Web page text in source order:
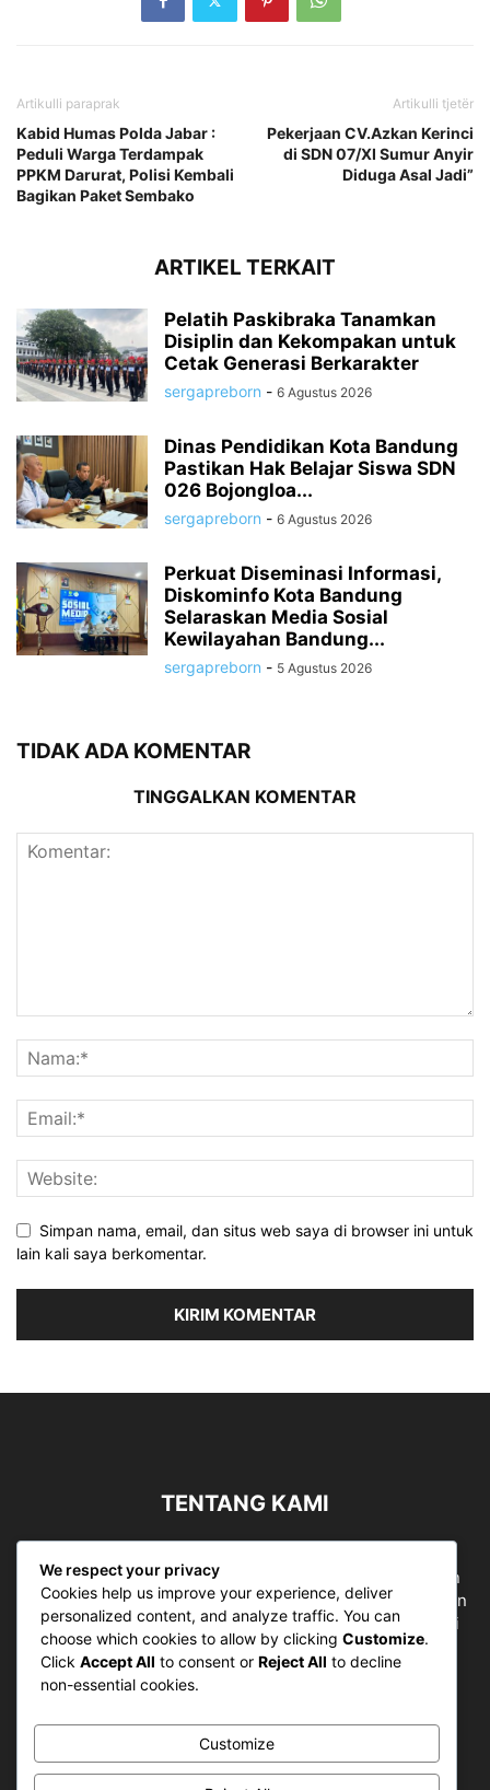
Artikulli paraprak
Kabid Humas Polda Jabar :
Peduli Warga Terdampak
PPKM Darurat, Polisi Kembali
Bagikan Paket Sembako
Artikulli tjetër
Pekerjaan CV.Azkan Kerinci
di SDN 07/XI Sumur Anyir
Diduga Asal Jadi”
ARTIKEL TERKAIT
Pelatih Paskibraka Tanamkan
Disiplin dan Kekompakan untuk
Cetak Generasi Berkarakter
sergapreborn - 6 Agustus 2026
Dinas Pendidikan Kota Bandung
Pastikan Hak Belajar Siswa SDN
026 Bojongloa...
sergapreborn - 6 Agustus 2026
Perkuat Diseminasi Informasi,
Diskominfo Kota Bandung
Selaraskan Media Sosial
Kewilayahan Bandung...
sergapreborn - 5 Agustus 2026
TIDAK ADA KOMENTAR
TINGGALKAN KOMENTAR
Simpan nama, email, dan situs web saya di browser ini untuk
lain kali saya berkomentar.
TENTANG KAMI
bergerak di ruang jurnalistik, sebagai entitas pemberian
ruang Publik, Media merupakan literasi mutlak diperlukan
sebagai kemampuan dasar berpikir kritis untuk hidup di
abad informasi.
Hubungi kami:
IKUTI KAMI
We respect your privacy
Cookies help us improve your experience, deliver
personalized content, and analyze traffic. You can
choose which cookies to allow by clicking Customize.
Click Accept All to consent or Reject All to decline
non-essential cookies.
Customize